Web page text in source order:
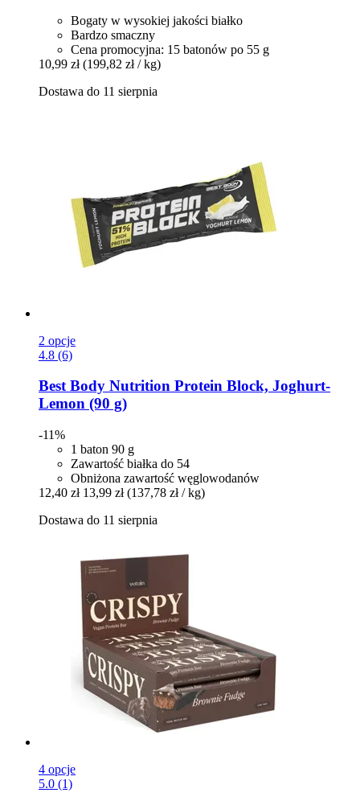
Bogaty w wysokiej jakości białko
Bardzo smaczny
Cena promocyjna: 15 batonów po 55 g
10,99 zł (199,82 zł / kg)
Dostawa do 11 sierpnia
2 opcje
4.8 (6)
Best Body Nutrition Protein Block, Joghurt-​
Lemon (90 g)
-11%
1 baton 90 g
Zawartość białka do 54
Obniżona zawartość węglowodanów
12,40 zł 13,99 zł (137,78 zł / kg)
Dostawa do 11 sierpnia
4 opcje
5.0 (1)